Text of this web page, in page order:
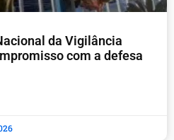
da Vigilância
com a defesa